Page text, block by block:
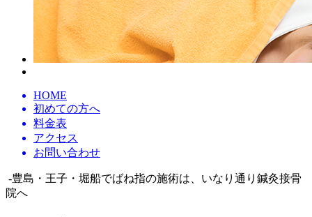
HOME
初めての方へ
料金表
アクセス
お問い合わせ
-豊島・王子・堀船でばね指の施術は、いなり通り鍼灸接骨
院へ